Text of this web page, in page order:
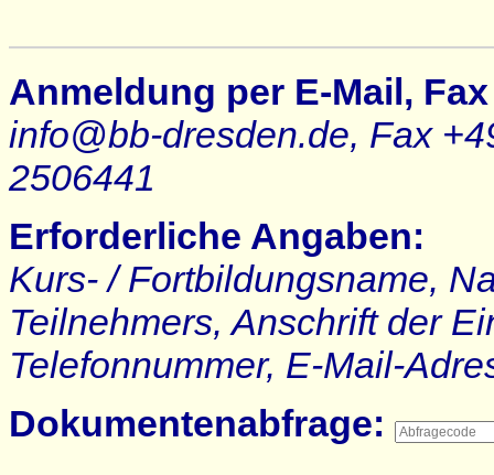
Anmeldung per E-Mail,
info@bb-dresden.de, Fax
2506441
Erforderliche Angaben:
Kurs- / Fortbildungsname,
Teilnehmers, Anschrift der
Telefonnummer, E-Mail-
Dokumentenabfrage: